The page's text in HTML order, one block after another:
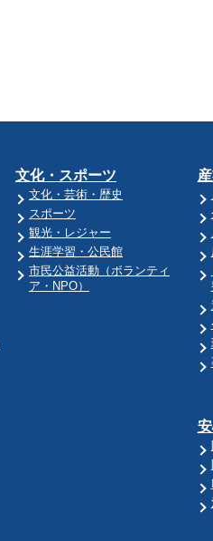
文化・スポーツ
文化・芸術・歴史
スポーツ
観光・レジャー
生涯学習・公民館
市民公益活動（ボランティ
ア・NPO）